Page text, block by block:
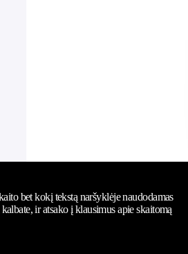
bet kokį tekstą naršyklėje naudodamas
ir atsako į klausimus apie skaitomą